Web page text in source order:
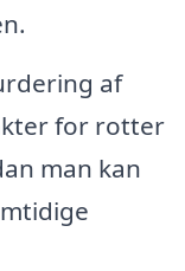
af
for rotter
man kan